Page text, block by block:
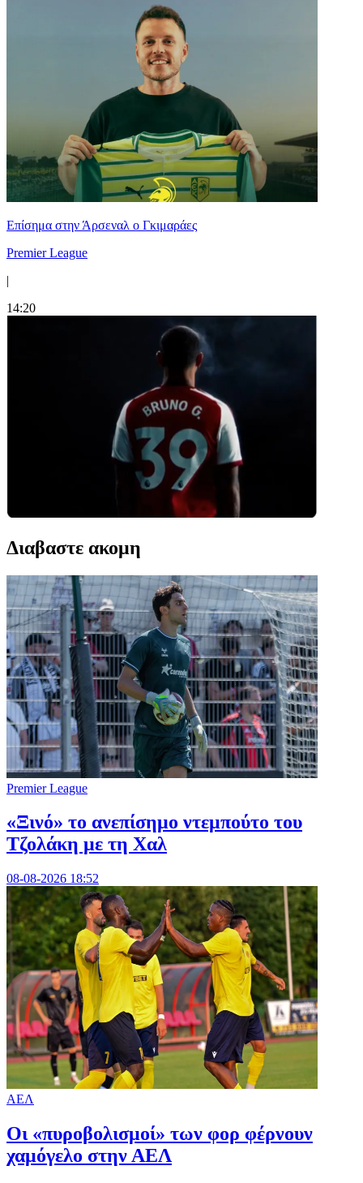
Επίσημα στην Άρσεναλ ο Γκιμαράες
Premier League
|
14:20
Διαβαστε ακομη
Premier League
«Ξινό» το ανεπίσημο ντεμπούτο του
Τζολάκη με τη Χαλ
08-08-2026 18:52
ΑΕΛ
Οι «πυροβολισμοί» των φορ φέρνουν
χαμόγελο στην ΑΕΛ